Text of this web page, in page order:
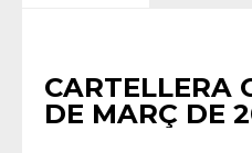
CARTELLERA
DE MARÇ DE